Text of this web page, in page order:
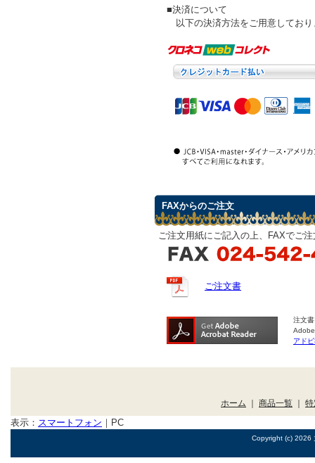
■決済について
以下の決済方法をご用意しており
FAXからのご注文
ご注文用紙にご記入の上、FAXでご
ご注文書
注文
アド
ホーム ｜ 商品一覧 ｜ 特
表示： スマートフォン ｜ PC
Copyright (c) 2026